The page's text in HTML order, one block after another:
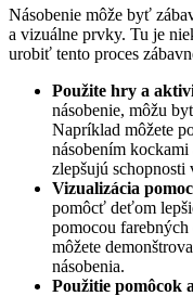
Násobenie môže byť
a vizuálne prvky. Tu je
urobiť tento proces
Použite hry a
násobenie, môžu
Napríklad môžete
násobením
zlepšujú schopnosti
Vizualizácia
pomôcť deťom
pomocou
môžete
násobenia.
Použitie pomôcok